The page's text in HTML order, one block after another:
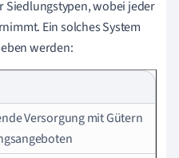
Siedlungstypen, wobei jeder
Ein solches System
werden:
Versorgung mit Gütern